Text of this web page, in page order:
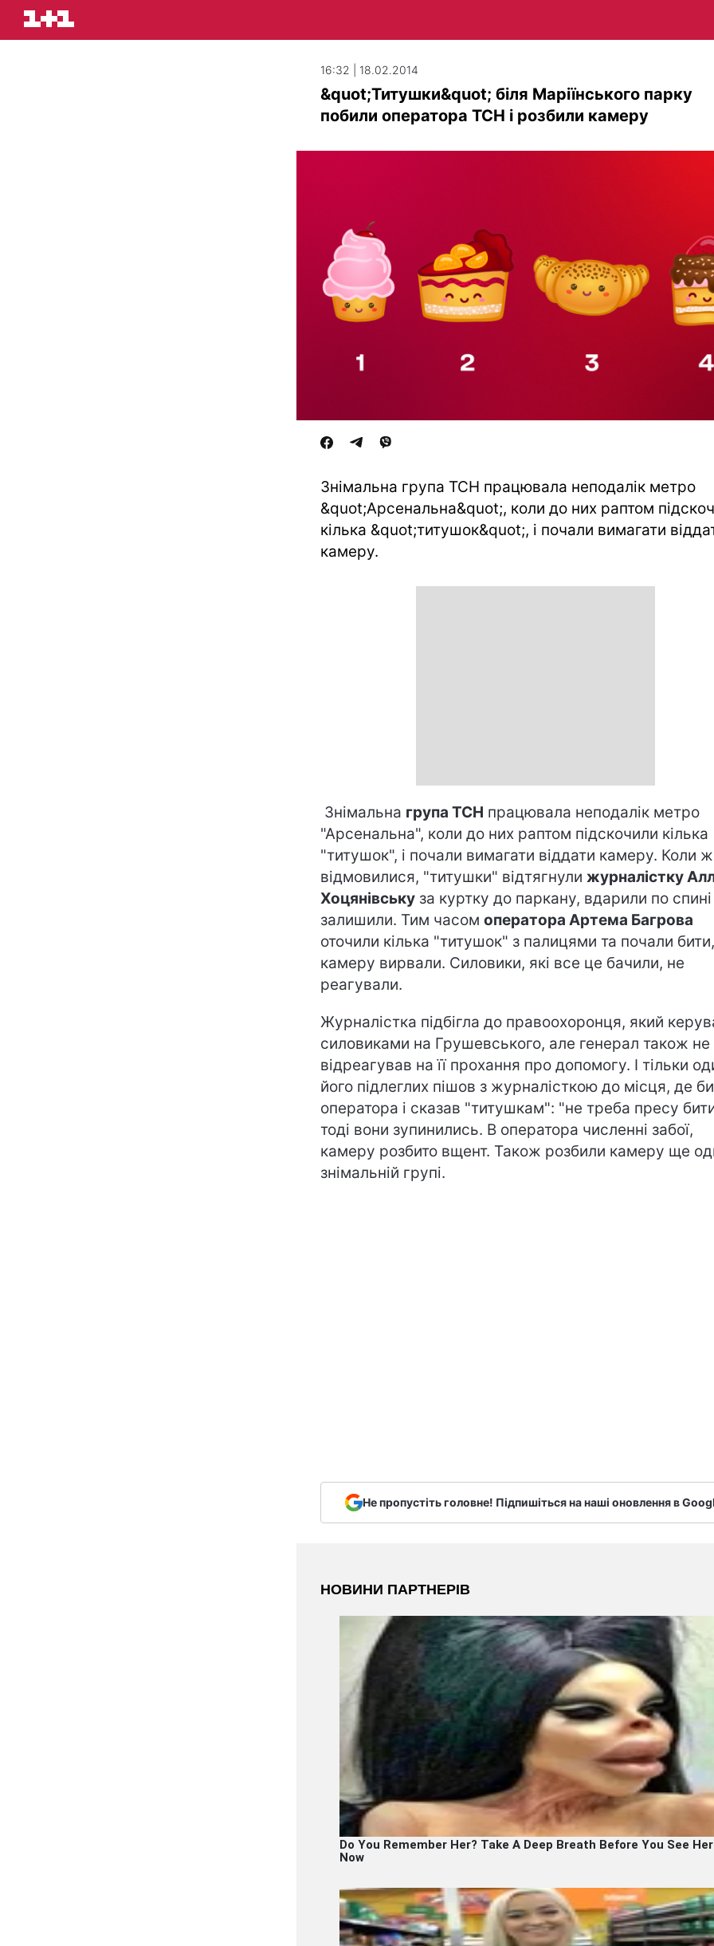
16:32 | 18.02.2014
&quot;Титушки&quot; біля Маріїнського парку
побили оператора ТСН і розбили камеру
Знімальна група ТСН працювала неподалік метро
&quot;Арсенальна&quot;, коли до них раптом
кілька &quot;титушок&quot;, і почали вимагати
камеру.
Знімальна група ТСН працювала неподалік метро
"Арсенальна", коли до них раптом підскочили кілька
"титушок", і почали вимагати віддати камеру. Коли ж
відмовилися, "титушки" відтягнули журналістку
Хоцянівську за куртку до паркану, вдарили по спині
залишили. Тим часом оператора Артема Багрова
оточили кілька "титушок" з палицями та почали бити,
камеру вирвали. Силовики, які все це бачили, не
реагували.
Журналістка підбігла до правоохоронця, який
силовиками на Грушевського, але генерал також не
відреагував на її прохання про допомогу. І тільки
його підлеглих пішов з журналісткою до місця, де
оператора і сказав "титушкам": "не треба пресу
тоді вони зупинились. В оператора численні забої,
камеру розбито вщент. Також розбили камеру ще
знімальній групі.
Не пропустіть головне! Підпишіться на наші оновлення в